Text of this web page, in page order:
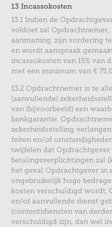
13 Incassokosten
13.1 Indien de
voldoet zal Opdrachtnemer,
aanmaning, zijn vordering
en wordt aanspraak
incassokosten van 15% van
met een minimum van €
13.2 Opdrachtnemer is te
(aanvullende)
van (bijvoorbeeld) een
bankgarantie.
zekerheidsstelling
feiten en/of
twijfelen dat Opdrachtgever
betalingsverplichtingen zal
het geval Opdrachtgever in
ongebruikelijk hoge
kosten verschuldigd wordt,
en/of aanvullende dienst
(content)diensten van
verschuldigd zijn, dan wel